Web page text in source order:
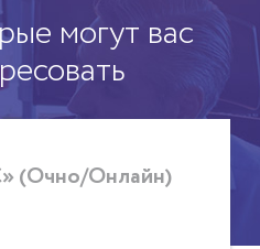
могут вас
(Очно/Онлайн)